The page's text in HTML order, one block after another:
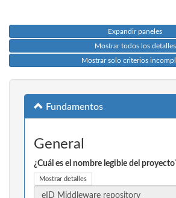
Expandir paneles
Mostrar todos los detalles
Mostrar solo criterios
Fundamentos
General
¿Cuál es el nombre legible del
Mostrar detalles